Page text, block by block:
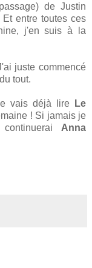
de Justin
entre toutes ces
j'en suis à la
juste commencé
tout.
vais déjà lire
Le
! Si jamais je
Anna